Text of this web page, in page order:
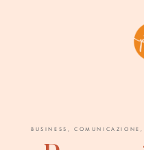
BUSINESS ,COMUNICAZIONE